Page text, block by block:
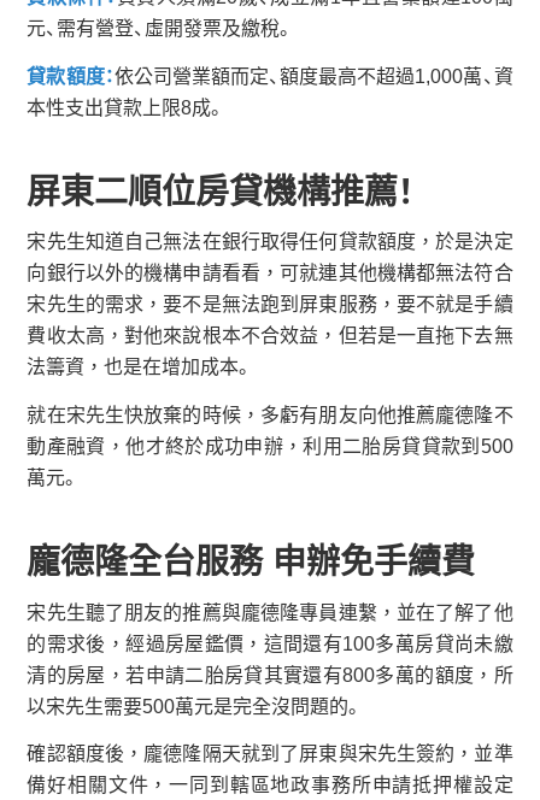
元、需有營登、虛開發票及繳稅。
貸款額度：依公司營業額而定、額度最高不超過1,000萬、資
本性支出貸款上限8成。
屏東二順位房貸機構推薦！
宋先生知道自己無法在銀行取得任何貸款額度，於是決定
向銀行以外的機構申請看看，可就連其他機構都無法符合
宋先生的需求，要不是無法跑到屏東服務，要不就是手續
費收太高，對他來說根本不合效益，但若是一直拖下去無
法籌資，也是在增加成本。
就在宋先生快放棄的時候，多虧有朋友向他推薦龐德隆不
動產融資，他才終於成功申辦，利用二胎房貸貸款到500
萬元。
龐德隆全台服務 申辦免手續費
宋先生聽了朋友的推薦與龐德隆專員連繫，並在了解了他
的需求後，經過房屋鑑價，這間還有100多萬房貸尚未繳
清的房屋，若申請二胎房貸其實還有800多萬的額度，所
以宋先生需要500萬元是完全沒問題的。
確認額度後，龐德隆隔天就到了屏東與宋先生簽約，並準
備好相關文件，一同到轄區地政事務所申請抵押權設定